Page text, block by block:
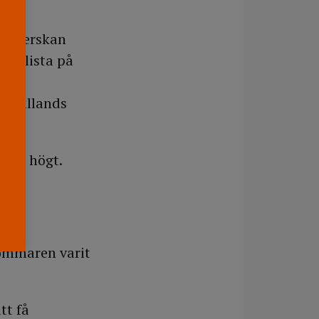
lista på
Hallands
är högt.
varit
få